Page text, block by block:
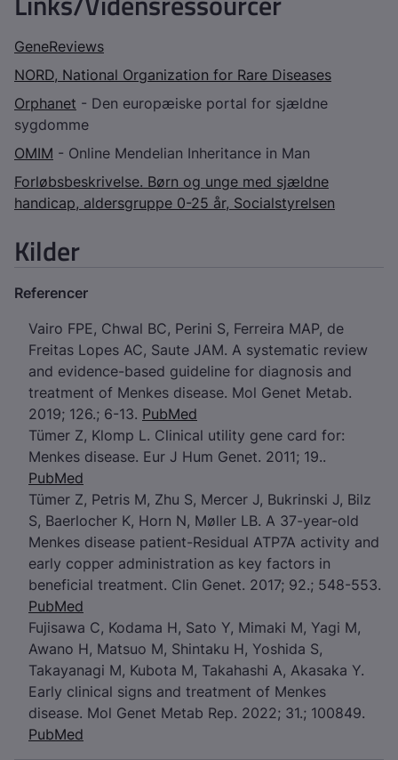
GeneReviews
NORD, National Organization for Rare Diseases
Orphanet - Den europæiske portal for sjældne
sygdomme
OMIM - Online Mendelian Inheritance in Man
Forløbsbeskrivelse. Børn og unge med sjældne
handicap, aldersgruppe 0-25 år, Socialstyrelsen
Kilder
Referencer
Vairo FPE, Chwal BC, Perini S, Ferreira MAP, de
Freitas Lopes AC, Saute JAM. A systematic review
and evidence-based guideline for diagnosis and
treatment of Menkes disease. Mol Genet Metab.
2019; 126.; 6-13. PubMed
Tümer Z, Klomp L. Clinical utility gene card for:
Menkes disease. Eur J Hum Genet. 2011; 19..
PubMed
Tümer Z, Petris M, Zhu S, Mercer J, Bukrinski J, Bilz
S, Baerlocher K, Horn N, Møller LB. A 37-year-old
Menkes disease patient-Residual ATP7A activity and
early copper administration as key factors in
beneficial treatment. Clin Genet. 2017; 92.; 548-553.
PubMed
Fujisawa C, Kodama H, Sato Y, Mimaki M, Yagi M,
Awano H, Matsuo M, Shintaku H, Yoshida S,
Takayanagi M, Kubota M, Takahashi A, Akasaka Y.
Early clinical signs and treatment of Menkes
disease. Mol Genet Metab Rep. 2022; 31.; 100849.
PubMed